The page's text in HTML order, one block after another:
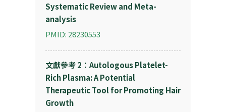
Systematic Review and Meta-
analysis
PMID: 28230553
文獻參考 2：Autologous Platelet-
Rich Plasma: A Potential
Therapeutic Tool for Promoting Hair
Growth